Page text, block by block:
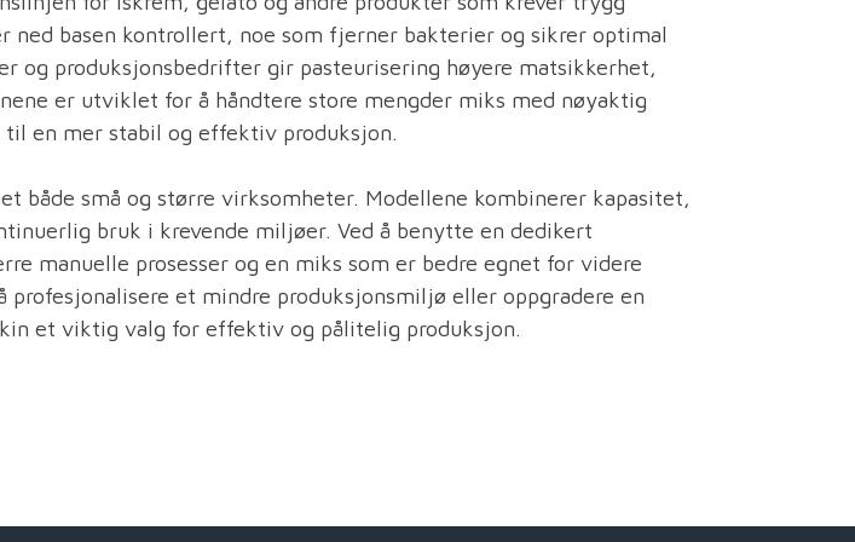
ned basen kontrollert, noe som fjerner bakterier og sikrer optimal
og produksjonsbedrifter gir pasteurisering høyere matsikkerhet,
er utviklet for å håndtere store mengder miks med nøyaktig
en mer stabil og effektiv produksjon.
både små og større virksomheter. Modellene kombinerer kapasitet,
bruk i krevende miljøer. Ved å benytte en dedikert
manuelle prosesser og en miks som er bedre egnet for videre
et mindre produksjonsmiljø eller oppgradere en
et viktig valg for effektiv og pålitelig produksjon.